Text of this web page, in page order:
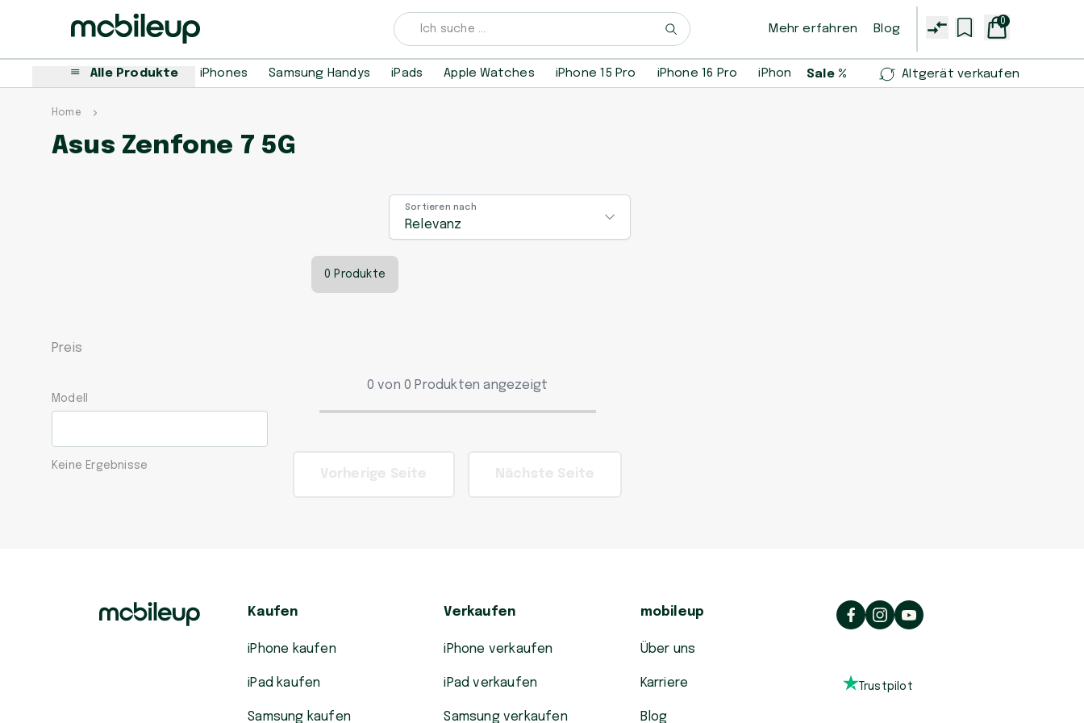
Mehr erfahren Blog
0
Alle Produkte iPhones Samsung Handys iPads Apple Watches iPhone 15 Pro iPhone 16 Pro iPhone 14 Pro iPhone 13 mini Samsung Galaxy
Sale % Altgerät verkaufen
Home
Asus Zenfone 7 5G
Preis
Modell
Keine Ergebnisse
Sortieren nach
Relevanz
0 Produkte
0 von 0 Produkten angezeigt
Kaufen
iPhone kaufen
iPad kaufen
Samsung kaufen
Verkaufen
iPhone verkaufen
iPad verkaufen
Samsung verkaufen
mobileup
Über uns
Karriere
Blog
Trustpilot